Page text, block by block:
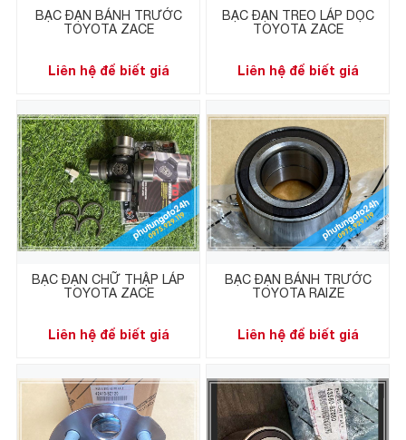
BẠC ĐẠN BÁNH TRƯỚC
TOYOTA ZACE
Liên hệ để biết giá
BẠC ĐẠN TREO LÁP DỌC
TOYOTA ZACE
Liên hệ để biết giá
BẠC ĐẠN CHỮ THẬP LÁP
TOYOTA ZACE
Liên hệ để biết giá
BẠC ĐẠN BÁNH TRƯỚC
TOYOTA RAIZE
Liên hệ để biết giá